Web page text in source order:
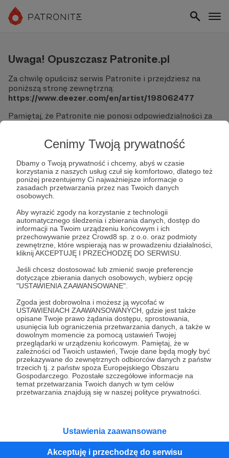
Cenimy Twoją prywatność
Dbamy o Twoją prywatność i chcemy, abyś w czasie
korzystania z naszych usług czuł się komfortowo, dlatego też
poniżej prezentujemy Ci najważniejsze informacje o
zasadach przetwarzania przez nas Twoich danych
osobowych.
Aby wyrazić zgody na korzystanie z technologii
automatycznego śledzenia i zbierania danych, dostęp do
informacji na Twoim urządzeniu końcowym i ich
przechowywanie przez Crowd8 sp. z o.o. oraz podmioty
zewnętrzne, które wspierają nas w prowadzeniu działalności,
kliknij AKCEPTUJĘ I PRZECHODZĘ DO SERWISU.
Jeśli chcesz dostosować lub zmienić swoje preferencje
dotyczące zbierania danych osobowych, wybierz opcję
"USTAWIENIA ZAAWANSOWANE".
Zgoda jest dobrowolna i możesz ją wycofać w
USTAWIENIACH ZAAWANSOWANYCH, gdzie jest także
opisane Twoje prawo żądania dostępu, sprostowania,
usunięcia lub ograniczenia przetwarzania danych, a także w
dowolnym momencie za pomocą ustawień Twojej
przeglądarki w urządzeniu końcowym. Pamiętaj, że w
zależności od Twoich ustawień, Twoje dane będą mogły być
przekazywane do zewnętrznych odbiorców danych z państw
trzecich tj. z państw spoza Europejskiego Obszaru
Gospodarczego. Pozostałe szczegółowe informacje na
temat przetwarzania Twoich danych w tym celów
przetwarzania znajdują się w naszej polityce prywatności.
Ustawienia zaawansowane
Akceptuję i przechodzę do serwisu
Uwaga! Opuszczasz Patronite.pl
Za chwilę opuścisz serwis Patronite i przejdziesz na
poniższą stronę zewnętrzną:
https://www.deezer.com/en/artist/198062477
Pamiętaj, że Patronite nie ponosi odpowiedzialności za
Nie podawaj swoich danych logowania ani informacji
finansowych na podjerzanych stronach.
Sprawdź dokładnie adres URL, zanim klikniesz przycisk
"Tak, przejdź do strony".
Jeśli masz wątpliwości, wróć do Patronite i zweryfikuj
link.
Czy na pewno chcesz kontynuować?
Tak, przejdź do strony
Kategorie
O Patronite
Dodatkowe produkty
Pomoc
RegulaminPolityka prywatnościPatronite Commons
Unia Europejska